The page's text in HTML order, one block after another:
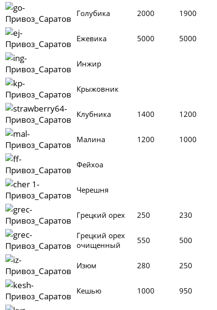
Голубика 2000 1900
Ежевика 5000 5000
Инжир
Крыжовник
Клубника 1400 1200
Малина 1200 1000
Фейхоа
Черешня
Грецкий орех 250 230
Грецкий орех
очищенный
550 500
Изюм 280 250
Кешью 1000 950